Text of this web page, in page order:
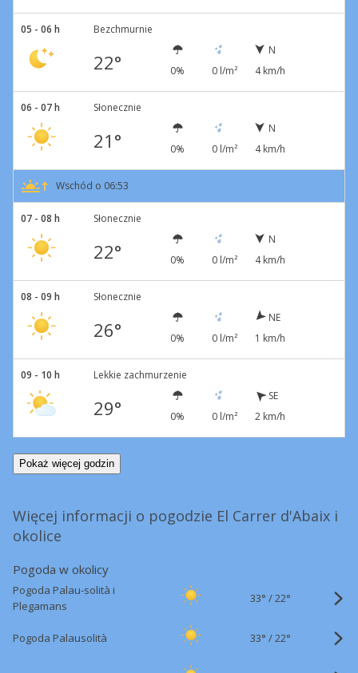
05 - 06 h Bezchmurnie
22° 0% 0 l/m²
N
4 km/h
06 - 07 h Słonecznie
21° 0% 0 l/m²
N
4 km/h
Wschód o 06:53
07 - 08 h Słonecznie
22° 0% 0 l/m²
N
4 km/h
08 - 09 h Słonecznie
26° 0% 0 l/m²
NE
1 km/h
09 - 10 h Lekkie zachmurzenie
29° 0% 0 l/m²
SE
2 km/h
Pokaż więcej godzin
Więcej informacji o pogodzie El Carrer d'Abaix i
okolice
Pogoda w okolicy
Pogoda Palau-solità i
Plegamans
33° /22°
Pogoda Palausolità 33° /22°